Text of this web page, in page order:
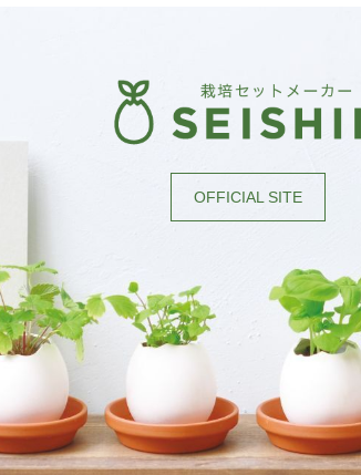
OFFICIAL SITE